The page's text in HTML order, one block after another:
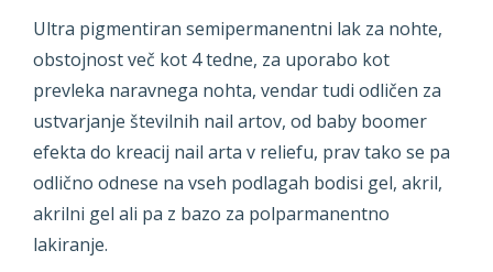
Ultra pigmentiran semipermanentni lak za nohte,
obstojnost več kot 4 tedne, za uporabo kot
prevleka naravnega nohta, vendar tudi odličen za
ustvarjanje številnih nail artov, od baby boomer
efekta do kreacij nail arta v reliefu, prav tako se pa
odlično odnese na vseh podlagah bodisi gel, akril,
akrilni gel ali pa z bazo za polparmanentno
lakiranje.